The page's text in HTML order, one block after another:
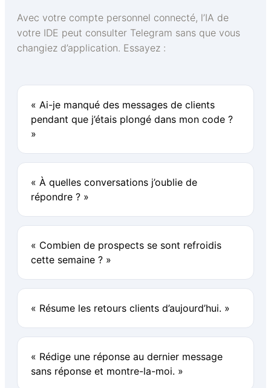
Avec votre compte personnel connecté, l’IA de
votre IDE peut consulter Telegram sans que vous
changiez d’application. Essayez :
« Ai-je manqué des messages de clients
pendant que j’étais plongé dans mon code ?
»
« À quelles conversations j’oublie de
répondre ? »
« Combien de prospects se sont refroidis
cette semaine ? »
« Résume les retours clients d’aujourd’hui. »
« Rédige une réponse au dernier message
sans réponse et montre-la-moi. »